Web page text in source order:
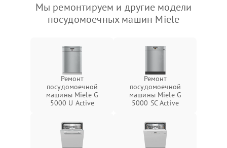
Мы ремонтируем и другие модели
посудомоечных машин Miele
Ремонт
посудомоечной
машины Miele G
5000 U Active
Ремонт
посудомоечной
машины Miele G
5000 SC Active